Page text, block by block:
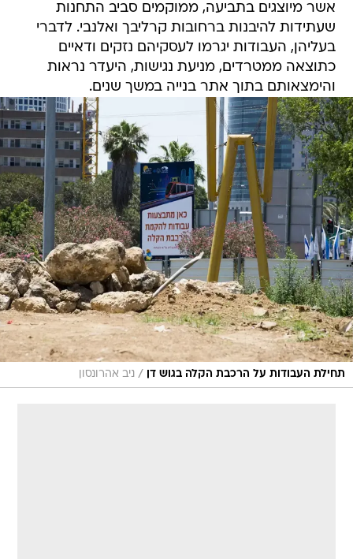
אשר מיוצגים בתביעה, ממוקמים סביב התחנות
שעתידות להיבנות ברחובות קרליבך ואלנבי. לדברי
בעליהן, העבודות יגרמו לעסקיהם נזקים ודאיים
כתוצאה ממטרדים, מניעת נגישות, היעדר נראות
והימצאותם בתוך אתר בנייה במשך שנים.
תחילת העבודות על הרכבת הקלה בגוש דן / ניב אהרונסון